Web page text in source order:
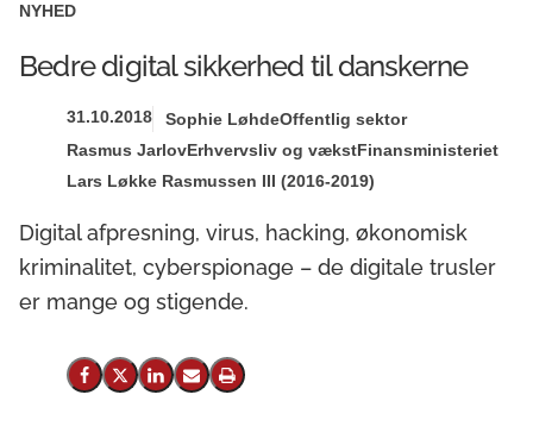
NYHED
Bedre digital sikkerhed til danskerne
31.10.2018 Sophie LøhdeOffentlig sektor
Rasmus JarlovErhvervsliv og vækstFinansministeriet
Lars Løkke Rasmussen III (2016-2019)
Digital afpresning, virus, hacking, økonomisk
kriminalitet, cyberspionage – de digitale trusler
er mange og stigende.
Del på Facebook
Del på X (Twitter)
Del på LinkedIn
Send email
Print